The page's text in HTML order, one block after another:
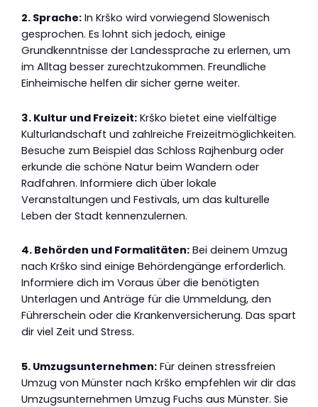
2. Sprache: In Krško wird vorwiegend Slowenisch
gesprochen. Es lohnt sich jedoch, einige
Grundkenntnisse der Landessprache zu erlernen, um
im Alltag besser zurechtzukommen. Freundliche
Einheimische helfen dir sicher gerne weiter.
3. Kultur und Freizeit: Krško bietet eine vielfältige
Kulturlandschaft und zahlreiche Freizeitmöglichkeiten.
Besuche zum Beispiel das Schloss Rajhenburg oder
erkunde die schöne Natur beim Wandern oder
Radfahren. Informiere dich über lokale
Veranstaltungen und Festivals, um das kulturelle
Leben der Stadt kennenzulernen.
4. Behörden und Formalitäten: Bei deinem Umzug
nach Krško sind einige Behördengänge erforderlich.
Informiere dich im Voraus über die benötigten
Unterlagen und Anträge für die Ummeldung, den
Führerschein oder die Krankenversicherung. Das spart
dir viel Zeit und Stress.
5. Umzugsunternehmen: Für deinen stressfreien
Umzug von Münster nach Krško empfehlen wir dir das
Umzugsunternehmen Umzug Fuchs aus Münster. Sie